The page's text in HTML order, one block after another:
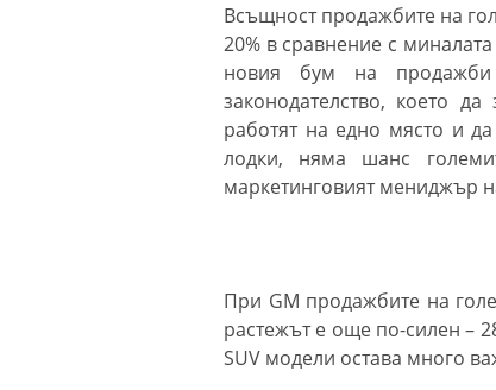
Всъщност продажбите на
20% в сравнение с
новия бум на
законодателство, което
работят на едно място и
лодки, няма шанс
маркетинговият мениджър
При GM продажбите на
растежът е още по-силен –
SUV модели остава много